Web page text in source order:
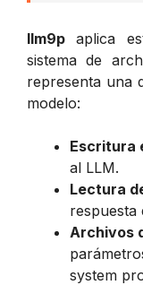
llm9p aplica
sistema de
representa una
modelo:
Escritura
al LLM.
Lectura
respuesta
Archivos
system